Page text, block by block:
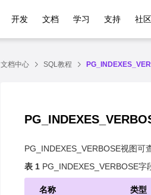
开发 文档 学习 支持 社区
文档中心 SQL教程
PG_INDEXES_VERBOSE视图可
表 1 PG_INDEXES_VERBOSE字
名称 类型